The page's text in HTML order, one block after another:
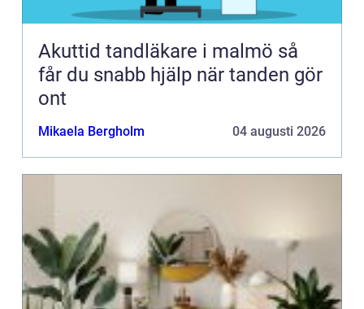
Akuttid tandläkare i malmö så
får du snabb hjälp när tanden gör
ont
Mikaela Bergholm 04 augusti 2026